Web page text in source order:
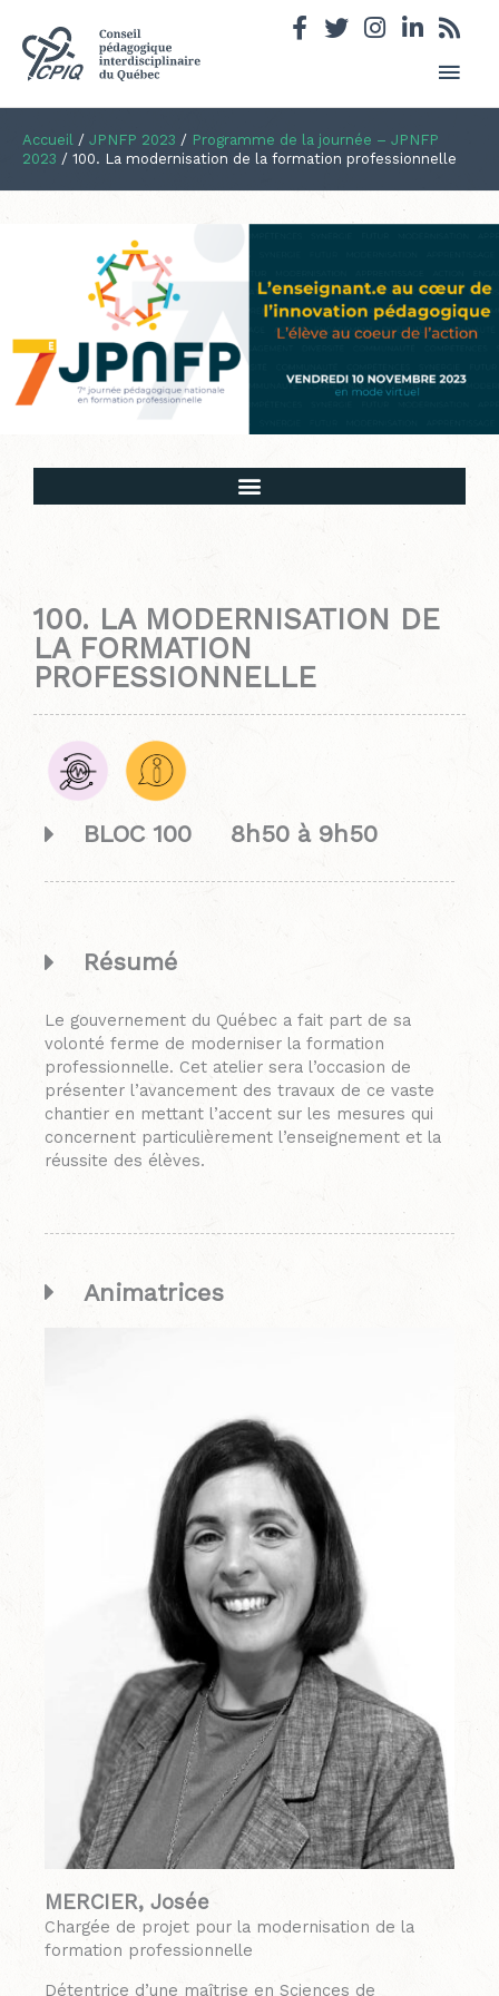
Accueil / JPNFP 2023 / Programme de la journée – JPNFP
2023 / 100. La modernisation de la formation professionnelle
100. LA MODERNISATION DE
LA FORMATION
PROFESSIONNELLE
BLOC 100 8h50 à 9h50
Résumé
Le gouvernement du Québec a fait part de sa
volonté ferme de moderniser la formation
professionnelle. Cet atelier sera l’occasion de
présenter l’avancement des travaux de ce vaste
chantier en mettant l’accent sur les mesures qui
concernent particulièrement l’enseignement et la
réussite des élèves.
Animatrices
MERCIER, Josée
Chargée de projet pour la modernisation de la
formation professionnelle
Détentrice d’une maîtrise en Sciences de